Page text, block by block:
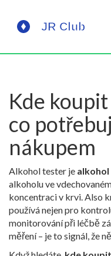
Kde
co
nákupem
Alkohol tester je
alkoholu ve
koncentraci v krvi. Also
používá nejen pro
monitorování při léčbě
měření – je to signál, že